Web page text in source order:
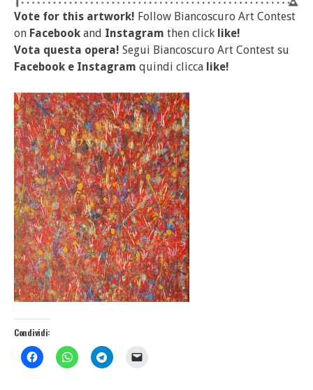
Vote for this artwork! Follow Biancoscuro Art Contest
on Facebook and Instagram then click like!
Vota questa opera! Segui Biancoscuro Art Contest su
Facebook e Instagram quindi clicca like!
Condividi: